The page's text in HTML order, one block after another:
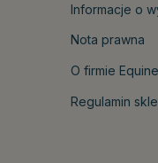
Informacje o
Nota prawna
O firmie
Regulamin